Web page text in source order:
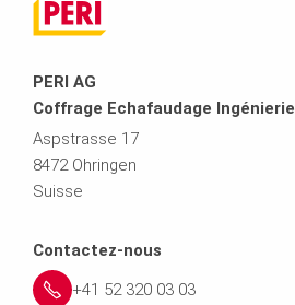
PERI AG
Coffrage Echafaudage Ingénierie
Aspstrasse 17
8472 Ohringen
Suisse
Contactez-nous
+41 52 320 03 03